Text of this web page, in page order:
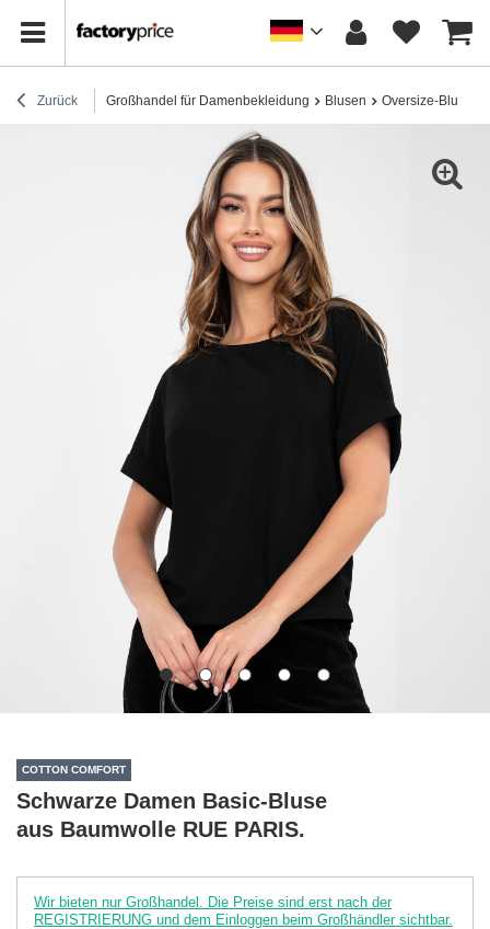
Zurück Großhandel für Damenbekleidung Blusen Oversize-Blusen
COTTON COMFORT
Schwarze Damen Basic-Bluse
aus Baumwolle RUE PARIS.
Wir bieten nur Großhandel. Die Preise sind erst nach der
REGISTRIERUNG und dem Einloggen beim Großhändler sichtbar.